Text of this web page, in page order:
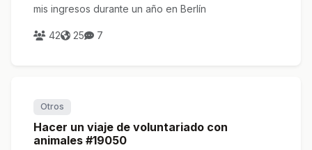
mis ingresos durante un año en Berlín
42 25 7
Otros
Hacer un viaje de voluntariado con
animales #19050